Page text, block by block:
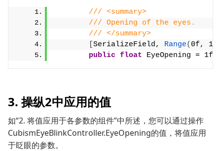
/// <summary>
/// Opening of the eyes.
/// </summary>
SerializeField, Range( 0f, 1f
public float EyeOpening = 1f;
3. 操纵2中应用的值
如“2. 将值应用于各参数的组件”中所述，您可以通过操作
CubismEyeBlinkController.EyeOpening的值，将值应用
于眨眼的参数。